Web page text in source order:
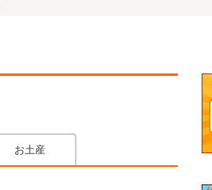
お土産